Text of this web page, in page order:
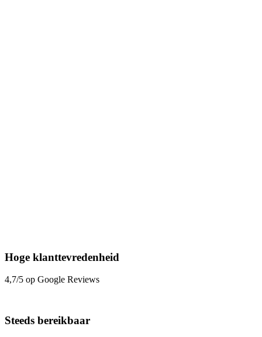
Hoge klanttevredenheid
4,7/5 op Google Reviews
Steeds bereikbaar